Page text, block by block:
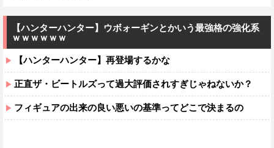
【ハンターハンター】ウボォーギンとかいう最強格の強化系
ｗｗｗｗｗｗ
【ハンターハンター】再登場するかな
正直ザ・ビートルズって過大評価されすぎじゃねないか？
フィギュアの出来の良い悪いの基準ってどこで決まるの